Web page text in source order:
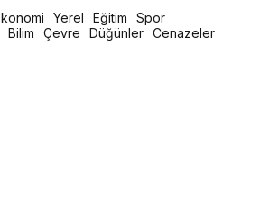
Yerel Eğitim
Spor
Bilim Çevre Düğünler Cenazeler